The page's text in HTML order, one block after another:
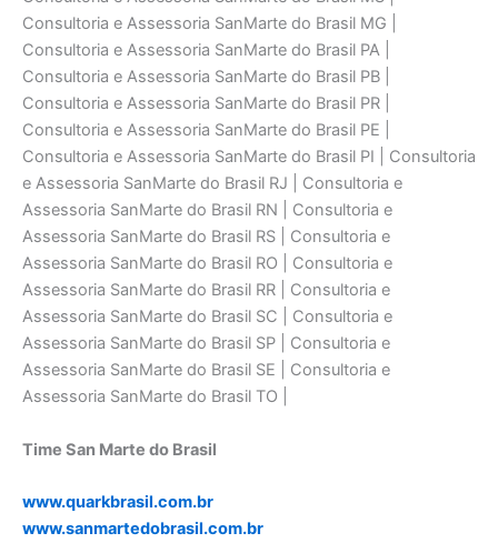
Time San Marte do Brasil
www.quarkbrasil.com.br
www.sanmartedobrasil.com.br